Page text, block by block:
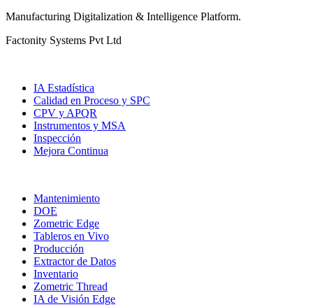
Manufacturing Digitalization & Intelligence Platform.
Factonity Systems Pvt Ltd
IA Estadística
Calidad en Proceso y SPC
CPV y APQR
Instrumentos y MSA
Inspección
Mejora Continua
Mantenimiento
DOE
Zometric Edge
Tableros en Vivo
Producción
Extractor de Datos
Inventario
Zometric Thread
IA de Visión Edge